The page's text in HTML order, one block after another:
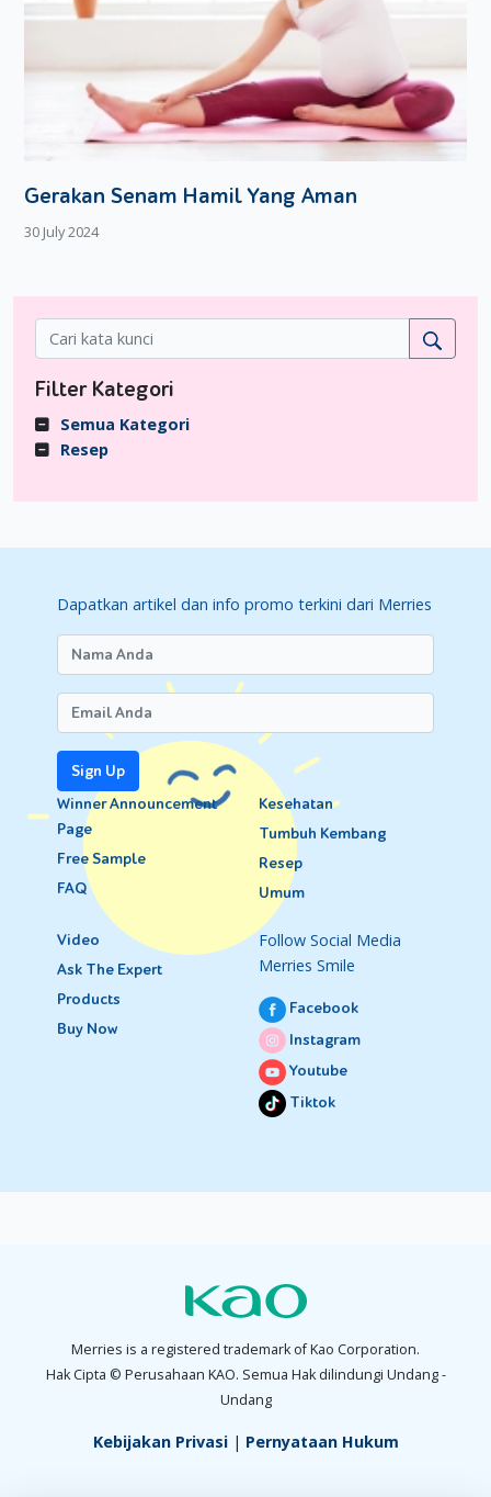
Gerakan Senam Hamil Yang Aman
30 July 2024
Filter Kategori
Semua Kategori
Resep
Dapatkan artikel dan info promo terkini dari Merries
Sign Up
Winner Announcement
Page
Free Sample
FAQ
Kesehatan
Tumbuh Kembang
Resep
Umum
Video
Ask The Expert
Products
Buy Now
Follow Social Media
Merries Smile
Facebook
Instagram
Youtube
Tiktok
Merries is a registered trademark of Kao Corporation.
Hak Cipta © Perusahaan KAO. Semua Hak dilindungi Undang -
Undang
Kebijakan Privasi| Pernyataan Hukum